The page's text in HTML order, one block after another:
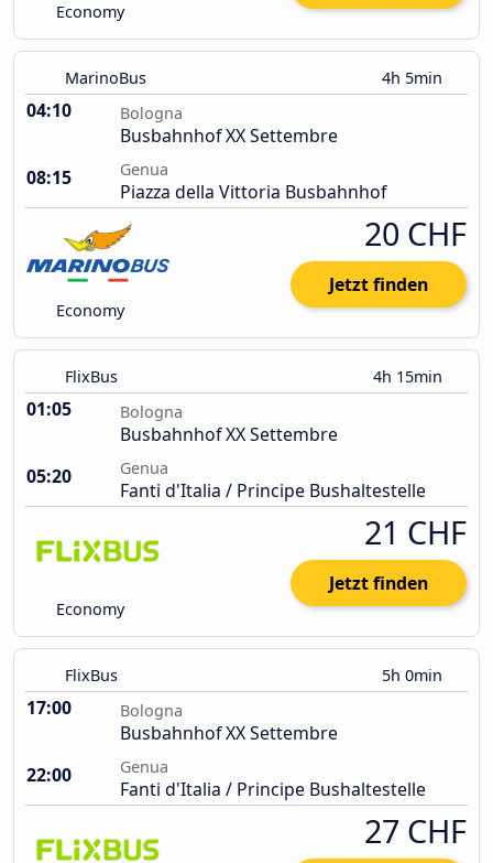
Economy
MarinoBus 4h 5min
04:10 Bologna
Busbahnhof XX Settembre
08:15
Genua
Piazza della Vittoria Busbahnhof
Economy
20 CHF
Jetzt finden
FlixBus 4h 15min
01:05 Bologna
Busbahnhof XX Settembre
05:20
Genua
Fanti d'Italia / Principe Bushaltestelle
Economy
21 CHF
Jetzt finden
FlixBus 5h 0min
17:00 Bologna
Busbahnhof XX Settembre
22:00
Genua
Fanti d'Italia / Principe Bushaltestelle
27 CHF